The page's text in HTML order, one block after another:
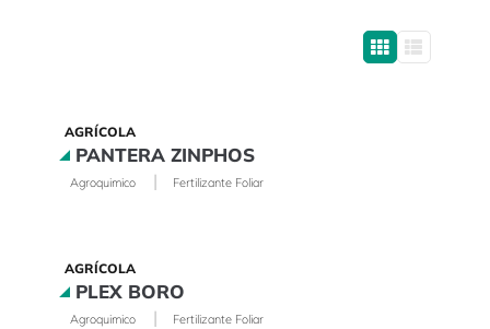
AGRÍCOLA
PANTERA ZINPHOS
Agroquimico | Fertilizante Foliar
AGRÍCOLA
PLEX BORO
Agroquimico | Fertilizante Foliar